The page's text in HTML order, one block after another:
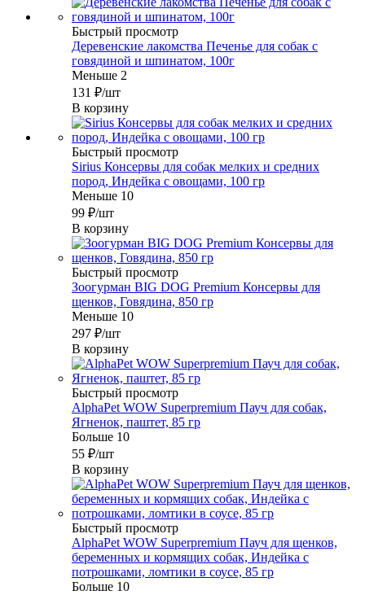
Быстрый просмотр
Деревенские лакомства Печенье для собак с
говядиной и шпинатом, 100г
Меньше 2
131 ₽/шт
В корзину
Быстрый просмотр
Sirius Консервы для собак мелких и средних
пород, Индейка с овощами, 100 гр
Меньше 10
99 ₽/шт
В корзину
Быстрый просмотр
Зоогурман BIG DOG Premium Консервы для
щенков, Говядина, 850 гр
Меньше 10
297 ₽/шт
В корзину
Быстрый просмотр
AlphaPet WOW Superpremium Пауч для собак,
Ягненок, паштет, 85 гр
Больше 10
55 ₽/шт
В корзину
Быстрый просмотр
AlphaPet WOW Superpremium Пауч для щенков,
беременных и кормящих собак, Индейка с
потрошками, ломтики в соусе, 85 гр
Больше 10